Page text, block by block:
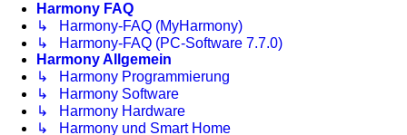
Harmony FAQ
↳ Harmony-FAQ (MyHarmony)
↳ Harmony-FAQ (PC-Software 7.7.0)
Harmony Allgemein
↳ Harmony Programmierung
↳ Harmony Software
↳ Harmony Hardware
↳ Harmony und Smart Home